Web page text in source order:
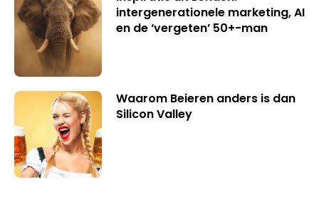
intergenerationele marketing, AI
en de ‘vergeten’ 50+-man
Waarom Beieren anders is dan
Silicon Valley